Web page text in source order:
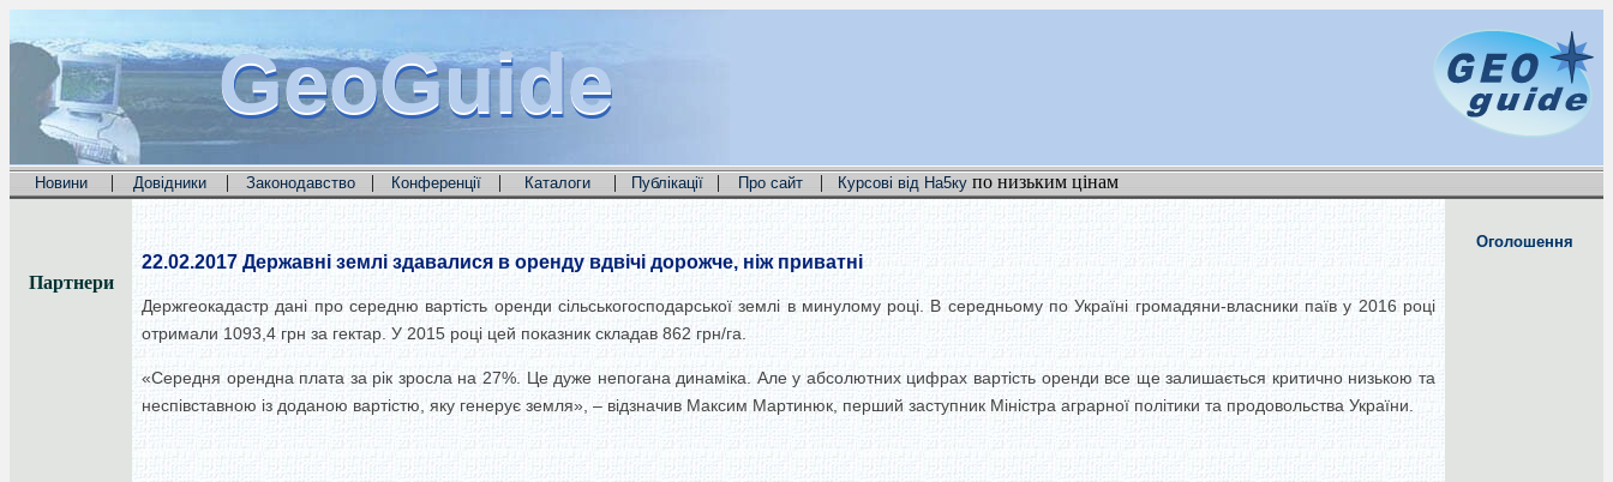
GeoGuide
GeoGuide
GeoGuide
Новини | Довідники | Законодавство | Конференції | Каталоги | Публікації | Про сайт | Курсові від На5ку по низьким цінам
Партнери
22.02.2017 Державні землі здавалися в оренду вдвічі дорожче, ніж приватні
Держгеокадастр дані про середню вартість оренди сільськогосподарської землі в минулому році. В середньому по Україні громадяни-власники паїв у 2016 році
отримали 1093,4 грн за гектар. У 2015 році цей показник складав 862 грн/га.
«Середня орендна плата за рік зросла на 27%. Це дуже непогана динаміка. Але у абсолютних цифрах вартість оренди все ще залишається критично низькою та
неспівставною із доданою вартістю, яку генерує земля», – відзначив Максим Мартинюк, перший заступник Міністра аграрної політики та продовольства України.
Оголошення